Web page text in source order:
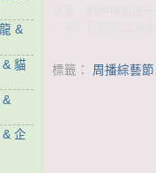
標籤： 周播綜藝
&
貓
&
企